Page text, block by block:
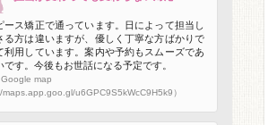
ース矯正で通っています。日によって担当し
る方は違いますが、優しく丁寧な方ばかりで
利用しています。案内や予約もスムーズであ
です。今後もお世話になる予定です。
Google map
maps.app.goo.gl/u6GPC9S5kWcC9H5k9）